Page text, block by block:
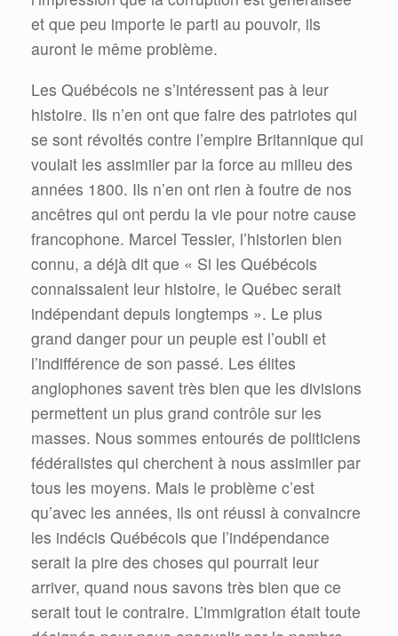
et que peu importe le parti au pouvoir, ils
auront le même problème.
Les Québécois ne s’intéressent pas à leur
histoire. Ils n’en ont que faire des patriotes qui
se sont révoltés contre l’empire Britannique qui
voulait les assimiler par la force au milieu des
années 1800. Ils n’en ont rien à foutre de nos
ancêtres qui ont perdu la vie pour notre cause
francophone. Marcel Tessier, l’historien bien
connu, a déjà dit que « Si les Québécois
connaissaient leur histoire, le Québec serait
indépendant depuis longtemps ». Le plus
grand danger pour un peuple est l’oubli et
l’indifférence de son passé. Les élites
anglophones savent très bien que les divisions
permettent un plus grand contrôle sur les
masses. Nous sommes entourés de politiciens
fédéralistes qui cherchent à nous assimiler par
tous les moyens. Mais le problème c’est
qu’avec les années, ils ont réussi à convaincre
les indécis Québécois que l’indépendance
serait la pire des choses qui pourrait leur
arriver, quand nous savons très bien que ce
serait tout le contraire. L’immigration était toute